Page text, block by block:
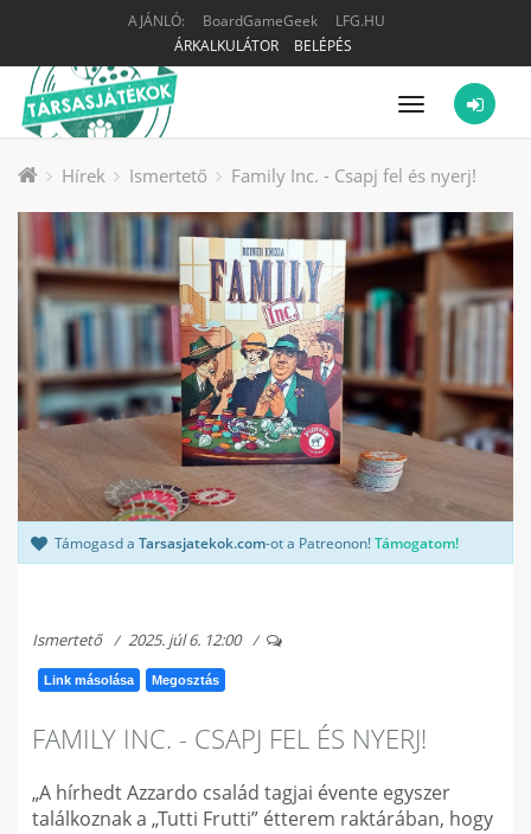
AJÁNLÓ: BoardGameGeek
LFG.HU
ÁRKALKULÁTOR
BELÉPÉS
Menü
Hírek Ismertető Family Inc. - Csapj fel és nyerj!
Támogasd a Tarsasjatekok.com-ot a Patreonon!Támogatom!
Ismertető 2025. júl 6. 12:00
Link másolása Megosztás
FAMILY INC. - CSAPJ FEL ÉS NYERJ!
„A hírhedt Azzardo család tagjai évente egyszer
találkoznak a „Tutti Frutti” étterem raktárában, hogy